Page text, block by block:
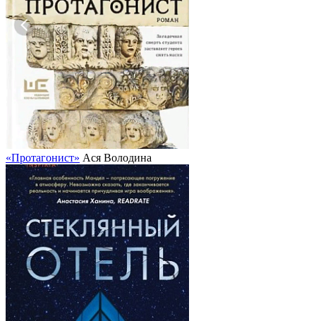
«Протагонист» Ася Володина